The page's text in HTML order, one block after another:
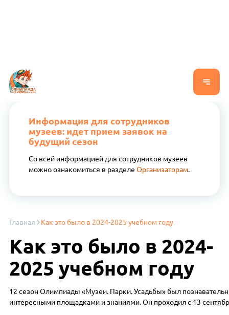
Информация для сотрудников
музеев: идет прием заявок на
будущий сезон
Со всей информацией для сотрудников музеев
можно ознакомиться в разделе Организаторам.
Главная Как это было в 2024-2025 учебном году
Как это было в 2024-
2025 учебном году
12 сезон Олимпиады «Музеи. Парки. Усадьбы» был
интересными площадками и знаниями. Он проходил с 13